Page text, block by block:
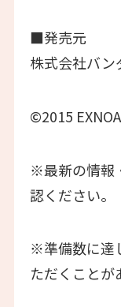
■発売元
株式会社バ
©2015
※最新の情報
認ください。
※準備数に達
ただくことが